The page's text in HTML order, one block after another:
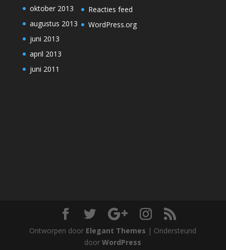
oktober 2013
augustus 2013
juni 2013
april 2013
juni 2011
Reacties feed
WordPress.org
Ontworpen door Elegant Themes | Ondersteund
doorWordPress